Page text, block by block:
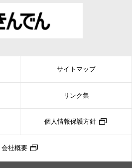
サイトマップ
リンク集
個人情報保護方針
会社概要